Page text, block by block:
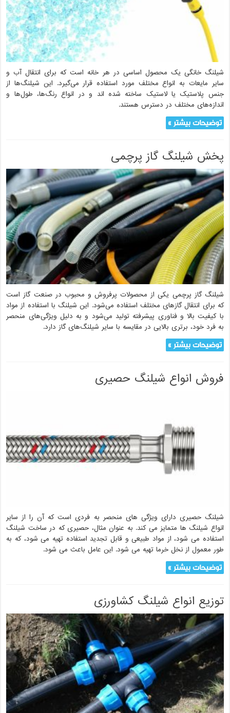
شیلنگ خانگی یک محصول اساسی در هر خانه است که برای انتقال آب و
سایر مایعات به انواع مختلف مورد استفاده قرار می‌گیرد. این شیلنگ‌ها از
جنس پلاستیک یا لاستیک ساخته شده اند و در انواع رنگ‌ها، طول‌ها و
اندازه‌های مختلف در دسترس هستند.
توضیحات بیشتر »
پخش شیلنگ گاز پرچمی
شیلنگ گاز پرچمی یکی از محصولات پرفروش و محبوب در صنعت گاز است
که برای انتقال گازهای مختلف استفاده می‌شود. این شیلنگ با استفاده از مواد
با کیفیت بالا و فناوری پیشرفته تولید می‌شود و به دلیل ویژگی‌های منحصر
به فرد خود، برتری بالایی در مقایسه با سایر شیلنگ‌های گاز دارد.
توضیحات بیشتر »
فروش انواع شیلنگ حصیری
شیلنگ حصیری دارای ویژگی های منحصر به فردی است که آن را از سایر
انواع شیلنگ ها متمایز می کند. به عنوان مثال، حصیری که در ساخت شیلنگ
استفاده می شود، از مواد طبیعی و قابل تجدید استفاده تهیه می شود، که به
طور معمول از نخل خرما تهیه می شود. این عامل باعث می شود.
توضیحات بیشتر »
توزیع انواع شیلنگ کشاورزی